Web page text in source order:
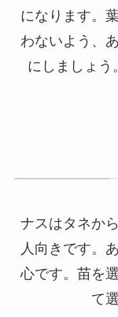
になります。
わないよう、
にしましょ
ナスはタネか
人向きです。
心です。苗を
て